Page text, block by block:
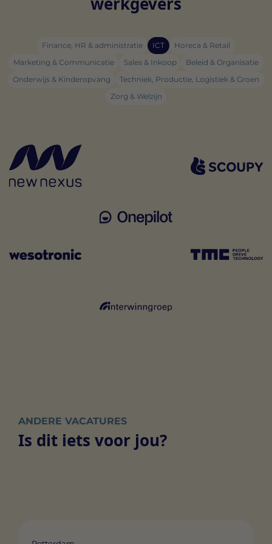
Finance, HR & administratie ICT
Horeca & Retail
Marketing & Communicatie
Sales & Inkoop
Beleid & Organisatie
Onderwijs & Kinderopvang
Techniek, Productie, Logistiek & Groen
Zorg & Welzijn
ANDERE VACATURES
Is dit iets voor jou?